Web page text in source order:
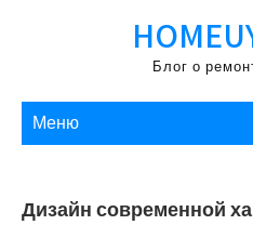
Блог о
Меню
Дизайн современной